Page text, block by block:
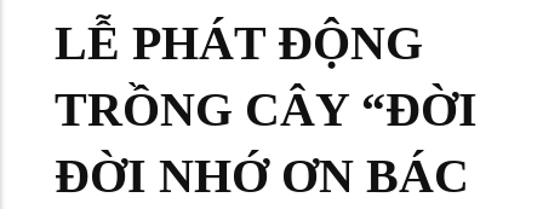
LỄ PHÁT ĐỘNG
TRỒNG CÂY “ĐỜI
ĐỜI NHỚ ƠN BÁC